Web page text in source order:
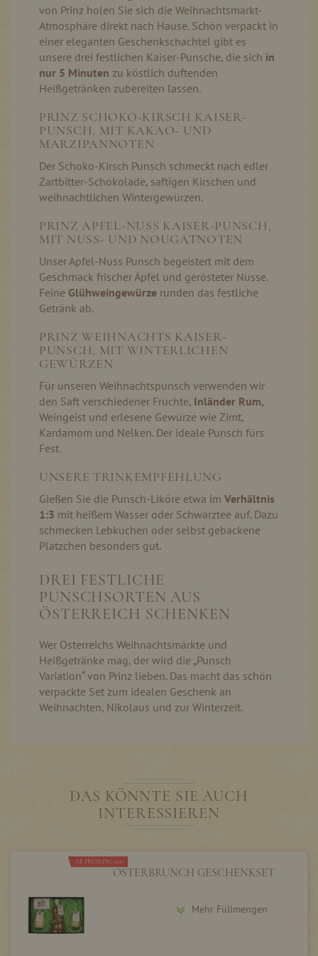
von Prinz holen Sie sich die Weihnachtsmarkt-
Atmosphäre direkt nach Hause. Schön verpackt in
einer eleganten Geschenkschachtel gibt es
unsere drei festlichen Kaiser-Punsche, die sich in
nur 5 Minuten zu köstlich duftenden
Heißgetränken zubereiten lassen.
PRINZ SCHOKO-KIRSCH KAISER-
PUNSCH, MIT KAKAO- UND
MARZIPANNOTEN
Der Schoko-Kirsch Punsch schmeckt nach edler
Zartbitter-Schokolade, saftigen Kirschen und
weihnachtlichen Wintergewürzen.
PRINZ APFEL-NUSS KAISER-PUNSCH,
MIT NUSS- UND NOUGATNOTEN
Unser Apfel-Nuss Punsch begeistert mit dem
Geschmack frischer Äpfel und gerösteter Nüsse.
Feine Glühweingewürze runden das festliche
Getränk ab.
PRINZ WEIHNACHTS KAISER-
PUNSCH, MIT WINTERLICHEN
GEWÜRZEN
Für unseren Weihnachtspunsch verwenden wir
den Saft verschiedener Früchte, Inländer Rum,
Weingeist und erlesene Gewürze wie Zimt,
Kardamom und Nelken. Der ideale Punsch fürs
Fest.
UNSERE TRINKEMPFEHLUNG
Gießen Sie die Punsch-Liköre etwa im Verhältnis
1:3 mit heißem Wasser oder Schwarztee auf. Dazu
schmecken Lebkuchen oder selbst gebackene
Plätzchen besonders gut.
DREI FESTLICHE
PUNSCHSORTEN AUS
ÖSTERREICH SCHENKEN
Wer Österreichs Weihnachtsmärkte und
Heißgetränke mag, der wird die „Punsch
Variation“ von Prinz lieben. Das macht das schön
verpackte Set zum idealen Geschenk an
Weihnachten, Nikolaus und zur Winterzeit.
DAS KÖNNTE SIE AUCH
INTERESSIEREN
AB FRÜHLING 2027
OSTERBRUNCH GESCHENKSET
Mehr Füllmengen